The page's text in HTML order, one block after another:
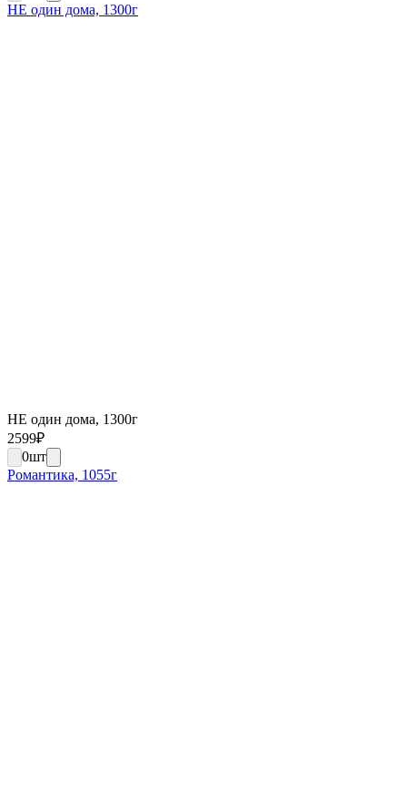
НЕ один дома, 1300г
НЕ один дома, 1300г
2599₽
0шт
Романтика, 1055г